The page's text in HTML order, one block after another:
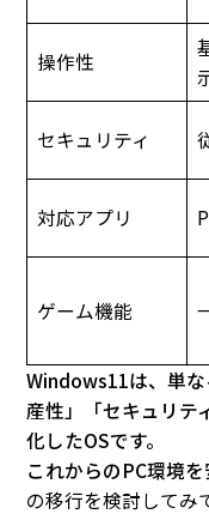
操作性
セキュリティ
対応アプリ
ゲーム機能
Windows11は、単
産性」「セキュリテ
化したOSです。
これからのPC環境
の移行を検討してみ